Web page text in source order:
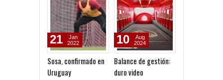
Sosa, confirmado en
Uruguay
21
Jan
2022
Balance de gestión:
duro video
10
Aug
2024